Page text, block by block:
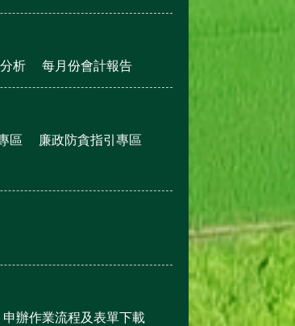
析 每月份會計報告
區 廉政防貪指引專區
申辦作業流程及表單下載